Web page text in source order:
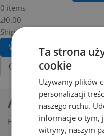
0 items
zł0.00
Shipping
View Cart
Checkout
Shopping
Ask for
Home Ask for FSC
Ta strona
cookie
Używamy plików
personalizacji
naszego ruchu.
informacje o tym,
witryny, naszym